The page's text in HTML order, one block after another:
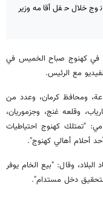
خلال حفل أقامه وزير
في كهنوج صباح الخميس في
مع الرئيس.
ومحافظ كرمان، وعدد من
وقلعه غنج، وجزموريان،
"تمتلك كهنوج احتياطيات
أحلام أهالي كهنوج".
وقال: "بيع الخام يوفر
دخل مستدام".